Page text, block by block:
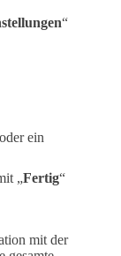
“
ein
„Fertig“
mit der